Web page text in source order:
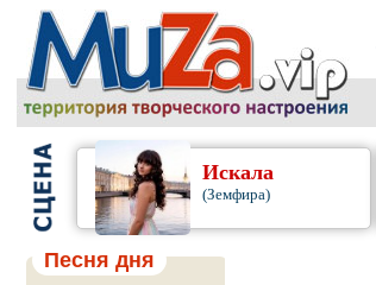
Искала
(Земфира)
Песня дня